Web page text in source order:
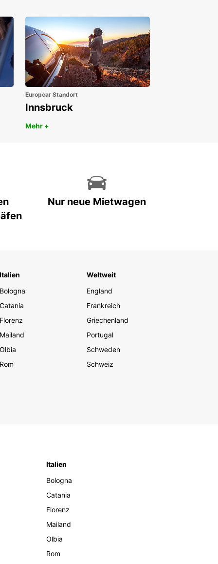
Europcar Standort
Innsbruck
Mehr +
Nur neue Mietwagen
Italien
Bologna
Catania
Florenz
Mailand
Olbia
Rom
Weltweit
England
Frankreich
Griechenland
Portugal
Schweden
Schweiz
Italien
Bologna
Catania
Florenz
Mailand
Olbia
Rom